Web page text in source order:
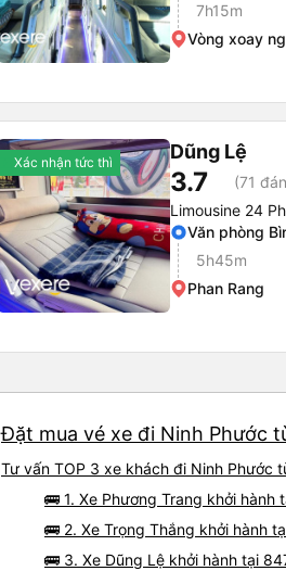
7h15m
Vòng xoay
Xác nhận tức thì Dũng Lệ
3.7
(71
Limousine 24
Văn phòng
5h45m
Phan Rang
Đặt mua vé xe đi Ninh Phước
Tư vấn TOP 3 xe khách đi Ninh Phước
🚌 1. Xe Phương Trang khởi hành
🚌 2. Xe Trọng Thắng khởi hành
🚌 3. Xe Dũng Lệ khởi hành tại